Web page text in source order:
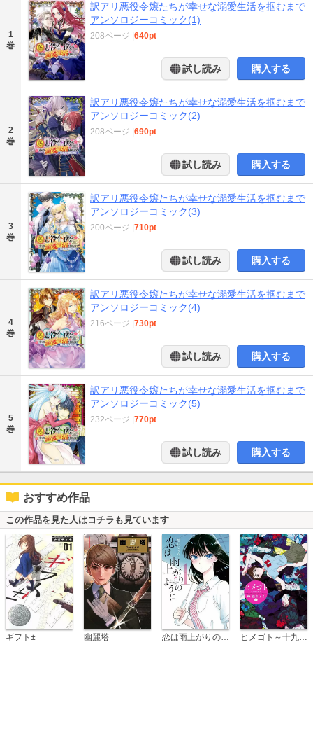
1
巻
訳アリ悪役令嬢たちが幸せな溺愛生活を掴むまで
アンソロジーコミック(1)
208ページ 640pt
試し読み 購入する
2
巻
訳アリ悪役令嬢たちが幸せな溺愛生活を掴むまで
アンソロジーコミック(2)
208ページ 690pt
試し読み 購入する
3
巻
訳アリ悪役令嬢たちが幸せな溺愛生活を掴むまで
アンソロジーコミック(3)
200ページ 710pt
試し読み 購入する
4
巻
訳アリ悪役令嬢たちが幸せな溺愛生活を掴むまで
アンソロジーコミック(4)
216ページ 730pt
試し読み 購入する
5
巻
訳アリ悪役令嬢たちが幸せな溺愛生活を掴むまで
アンソロジーコミック(5)
232ページ 770pt
試し読み 購入する
おすすめ作品
この作品を見た人はコチラも見ています
ギフト± 幽麗塔 恋は雨上がりのように ヒメゴト～十九歳の制服～